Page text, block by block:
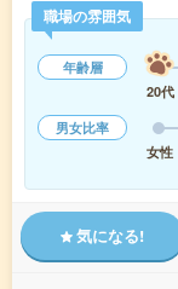
職場の雰囲気
年齢層
20代
男女比率
女性
気になる!